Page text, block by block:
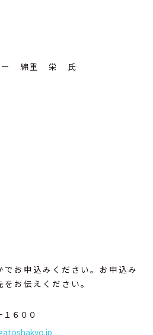
ー 綿重 栄 氏
お申込みください。お申込み
お伝えください。
６００